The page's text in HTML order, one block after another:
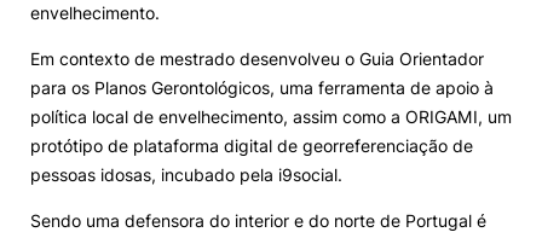
envelhecimento.
Em contexto de mestrado desenvolveu o Guia Orientador
para os Planos Gerontológicos, uma ferramenta de apoio à
política local de envelhecimento, assim como a ORIGAMI, um
protótipo de plataforma digital de georreferenciação de
pessoas idosas, incubado pela i9social.
Sendo uma defensora do interior e do norte de Portugal é